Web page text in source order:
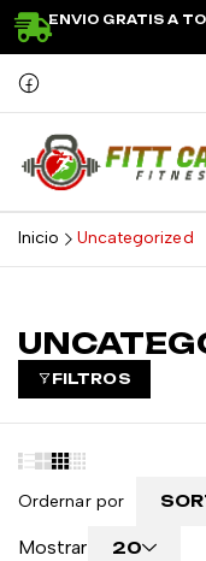
ENVIO GRATIS A
Inicio Uncategorized
FILTROS
Ordernar por
Mostrar 20